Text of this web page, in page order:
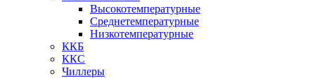
Высокотемпературные
Среднетемпературные
Низкотемпературные
ККБ
ККС
Чиллеры